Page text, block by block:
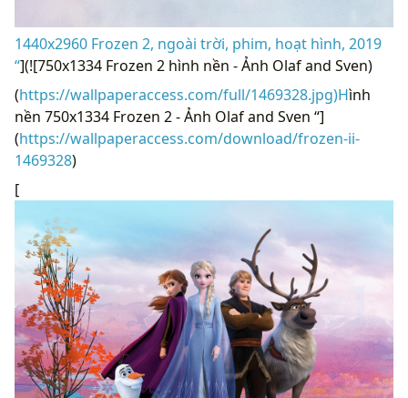
1440x2960 ​​Frozen 2, ngoài trời, phim, hoạt hình, 2019
“](![750x1334 Frozen 2 hình nền - Ảnh Olaf and Sven)
(https://wallpaperaccess.com/full/1469328.jpg)Hình
nền 750x1334 Frozen 2 - Ảnh Olaf and Sven “]
(https://wallpaperaccess.com/download/frozen-ii-
1469328)
[